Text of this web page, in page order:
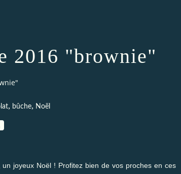
2016 "brownie"
, bûche, Noël
joyeux Noël ! Profitez bien de vos proches en ces